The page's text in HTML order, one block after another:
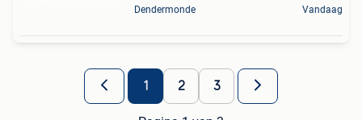
Dendermonde Vandaag
1 2 3